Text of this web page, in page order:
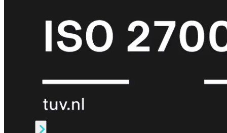
Alles
bekijken
Security
Fabric